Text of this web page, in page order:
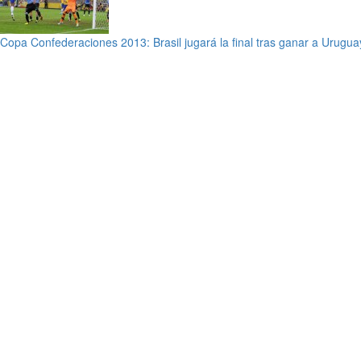
Copa Confederaciones 2013: Brasil jugará la final tras ganar a